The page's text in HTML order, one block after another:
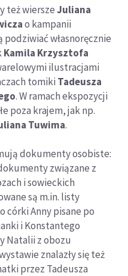
też wierszeJuliana
o kampanii
własnoręcznie
Kamila Krzysztofa
ilustracjami
tomiki Tadeusza
. W ramach ekspozycji
poza krajem, jak np.
Tuwima.
dokumenty osobiste:
związane z
i sowieckich
są m.in. listy
córki Anny pisane po
i Konstantego
Natalii z obozu
znalazły się też
przez Tadeusza